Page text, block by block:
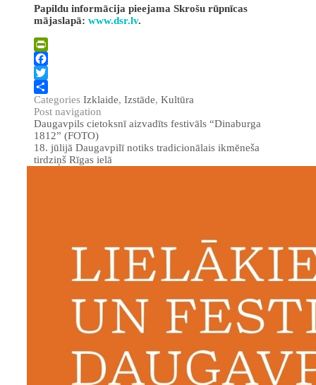
Papildu informācija pieejama Skrošu rūpnīcas
mājaslapā: www.dsr.lv.
PrintFriendly
Facebook
Twitter
Share
Categories Izklaide, Izstāde, Kultūra
Post navigation
Daugavpils cietoksnī aizvadīts festivāls “Dinaburga
1812” (FOTO)
18. jūlijā Daugavpilī notiks tradicionālais ikmēneša
tirdziņš Rīgas ielā